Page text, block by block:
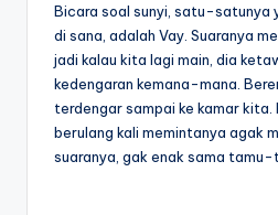
Bicara soal sunyi, satu-satunya
di sana, adalah Vay. Suaranya
jadi kalau kita lagi main, dia
kedengaran kemana-mana.
terdengar sampai ke kamar kita.
berulang kali memintanya agak
suaranya, gak enak sama tamu-